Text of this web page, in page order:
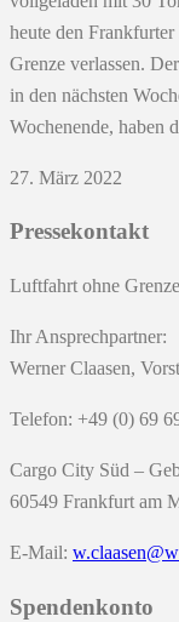
heute den
Grenze verlassen.
in den nächsten
Wochenende, haben
27. März 2022
Pressekontakt
Luftfahrt ohne
Ihr Ansprechpartner:
Werner Claasen,
Telefon: +49 (0) 69
Cargo City Süd –
60549 Frankfurt am
E-Mail:
Spendenkonto